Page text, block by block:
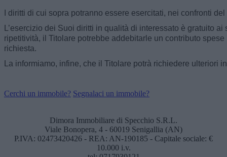
I diritti di cui sopra potranno essere esercitati, nei confronti
L’esercizio dei Suoi diritti in qualità di interessato è gratuito
ripetitività, il Titolare potrebbe addebitarle un contributo
richiesta.
La informiamo, infine, che il Titolare potrà richiedere ulteriori
Cerchi un immobile? Segnalaci un immobile?
Dimora Immobiliare di Specchio S.R.L.
Viale Bonopera, 4 - 60019 Senigallia (AN)
P.IVA: 02473420426 - REA: AN-190185 - Capitale sociale: €
10.000 i.v.